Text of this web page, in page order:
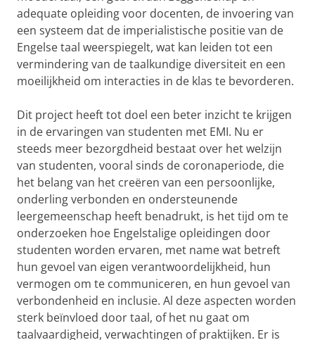
adequate opleiding voor docenten, de invoering van
een systeem dat de imperialistische positie van de
Engelse taal weerspiegelt, wat kan leiden tot een
vermindering van de taalkundige diversiteit en een
moeilijkheid om interacties in de klas te bevorderen.
Dit project heeft tot doel een beter inzicht te krijgen
in de ervaringen van studenten met EMI. Nu er
steeds meer bezorgdheid bestaat over het welzijn
van studenten, vooral sinds de coronaperiode, die
het belang van het creëren van een persoonlijke,
onderling verbonden en ondersteunende
leergemeenschap heeft benadrukt, is het tijd om te
onderzoeken hoe Engelstalige opleidingen door
studenten worden ervaren, met name wat betreft
hun gevoel van eigen verantwoordelijkheid, hun
vermogen om te communiceren, en hun gevoel van
verbondenheid en inclusie. Al deze aspecten worden
sterk beïnvloed door taal, of het nu gaat om
taalvaardigheid, verwachtingen of praktijken. Er is